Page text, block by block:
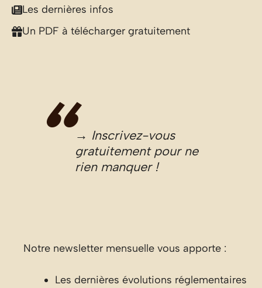
Les dernières infos
Un PDF à télécharger gratuitement
→ Inscrivez-vous
gratuitement pour ne
rien manquer !
Notre newsletter mensuelle vous apporte :
Les dernières évolutions réglementaires